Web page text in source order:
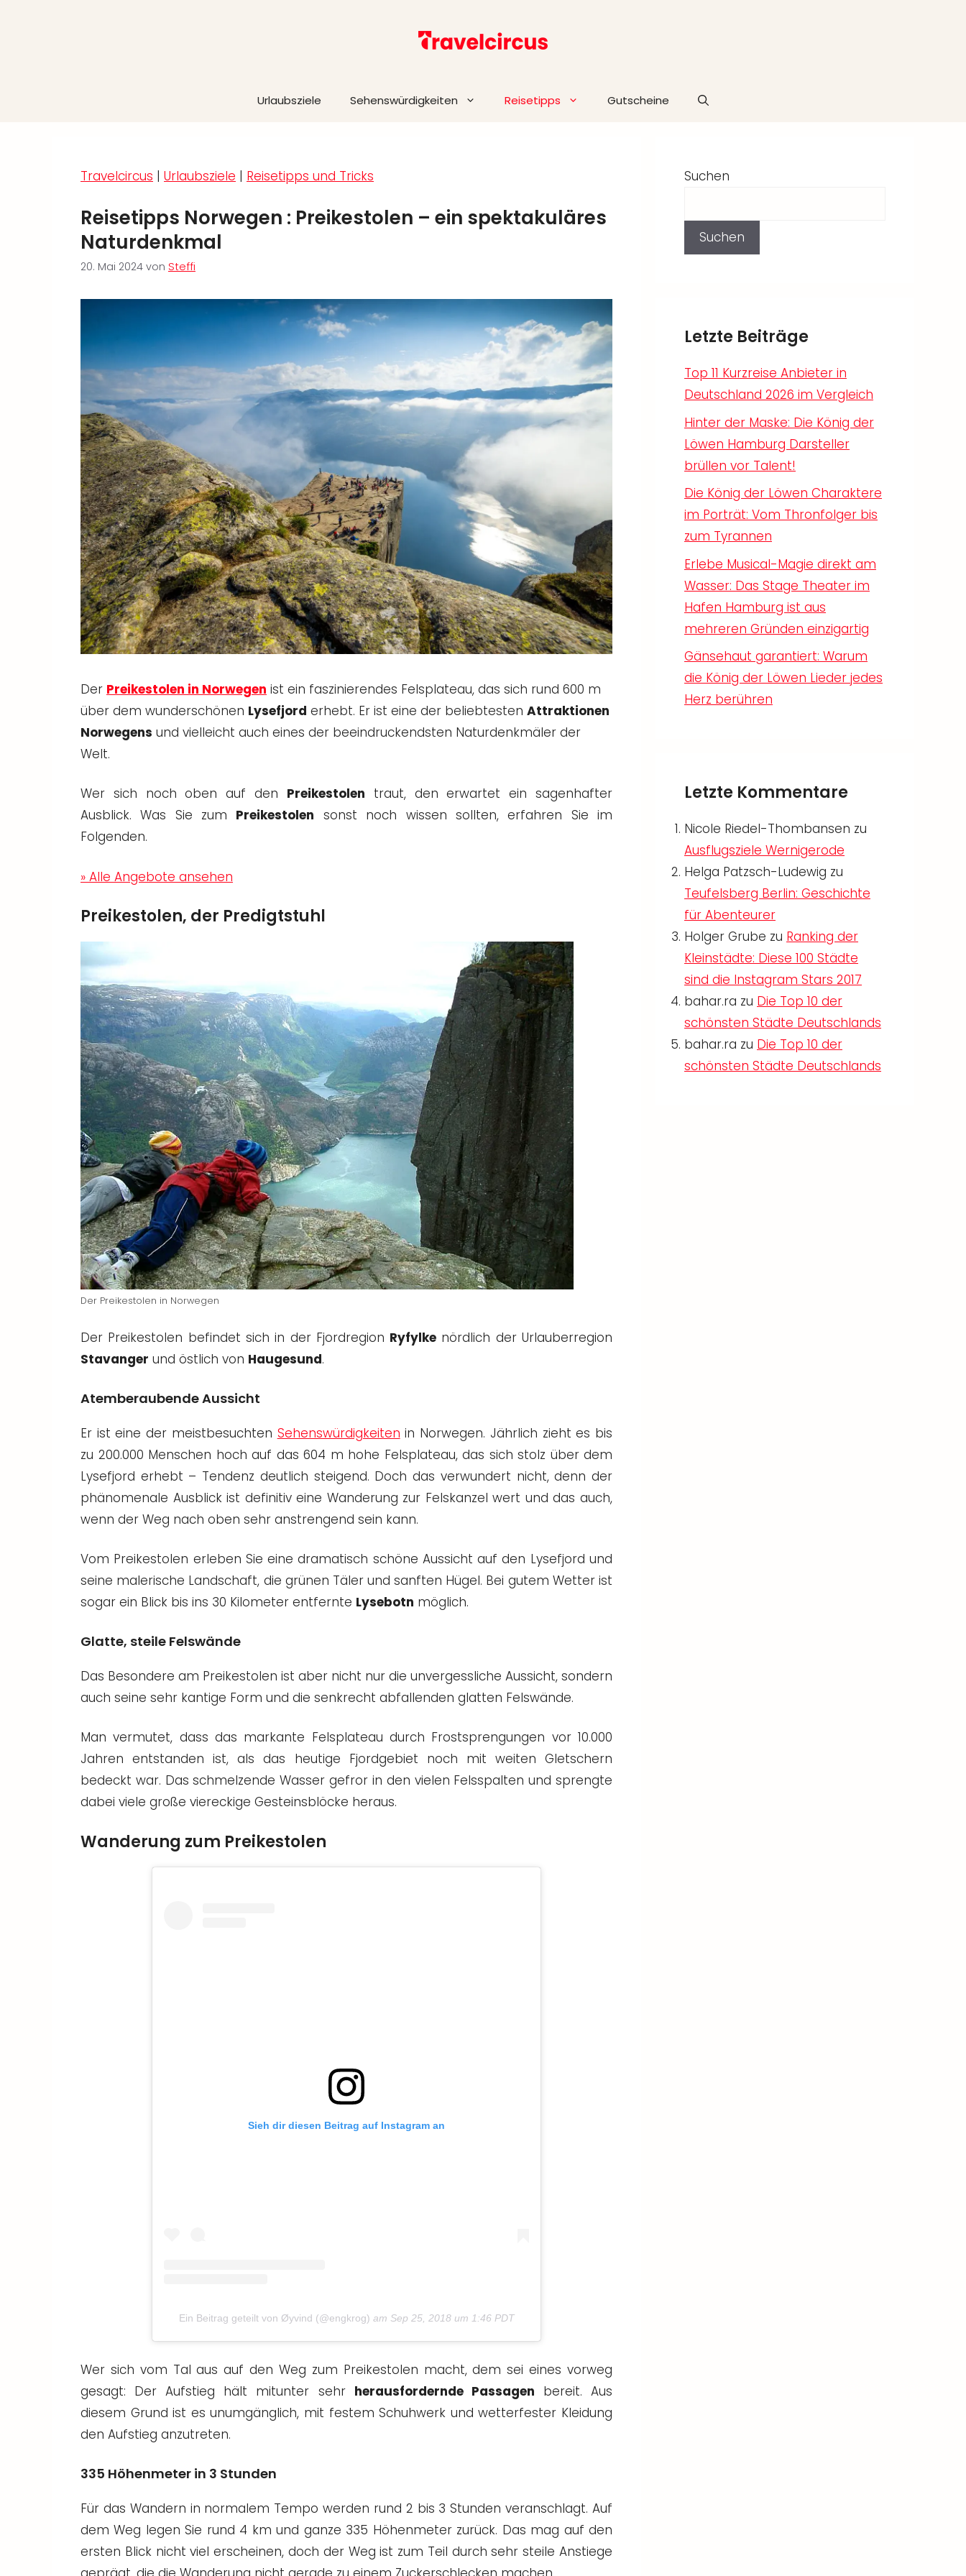
Urlaubsziele Sehenswürdigkeiten Reisetipps Gutscheine
Travelcircus | Urlaubsziele | Reisetipps und Tricks
Reisetipps Norwegen : Preikestolen – ein spektakuläres
Naturdenkmal
20. Mai 2024 von Steffi
Der Preikestolen in Norwegen ist ein faszinierendes Felsplateau, das sich rund 600 m
über dem wunderschönen Lysefjord erhebt. Er ist eine der beliebtesten Attraktionen
Norwegens und vielleicht auch eines der beeindruckendsten Naturdenkmäler der
Welt.
Wer sich noch oben auf den Preikestolen traut, den erwartet ein sagenhafter
Ausblick. Was Sie zum Preikestolen sonst noch wissen sollten, erfahren Sie im
Folgenden.
» Alle Angebote ansehen
Preikestolen, der Predigtstuhl
Der Preikestolen in Norwegen
Der Preikestolen befindet sich in der Fjordregion Ryfylke nördlich der Urlauberregion
Stavanger und östlich von Haugesund.
Atemberaubende Aussicht
Er ist eine der meistbesuchten Sehenswürdigkeiten in Norwegen. Jährlich zieht es bis
zu 200.000 Menschen hoch auf das 604 m hohe Felsplateau, das sich stolz über dem
Lysefjord erhebt – Tendenz deutlich steigend. Doch das verwundert nicht, denn der
phänomenale Ausblick ist definitiv eine Wanderung zur Felskanzel wert und das auch,
wenn der Weg nach oben sehr anstrengend sein kann.
Vom Preikestolen erleben Sie eine dramatisch schöne Aussicht auf den Lysefjord und
seine malerische Landschaft, die grünen Täler und sanften Hügel. Bei gutem Wetter ist
sogar ein Blick bis ins 30 Kilometer entfernte Lysebotn möglich.
Glatte, steile Felswände
Das Besondere am Preikestolen ist aber nicht nur die unvergessliche Aussicht, sondern
auch seine sehr kantige Form und die senkrecht abfallenden glatten Felswände.
Man vermutet, dass das markante Felsplateau durch Frostsprengungen vor 10.000
Jahren entstanden ist, als das heutige Fjordgebiet noch mit weiten Gletschern
bedeckt war. Das schmelzende Wasser gefror in den vielen Felsspalten und sprengte
dabei viele große viereckige Gesteinsblöcke heraus.
Wanderung zum Preikestolen
Sieh dir diesen Beitrag auf Instagram an
Ein Beitrag geteilt von Øyvind (@engkrog) am Sep 25, 2018 um 1:46 PDT
Wer sich vom Tal aus auf den Weg zum Preikestolen macht, dem sei eines vorweg
gesagt: Der Aufstieg hält mitunter sehr herausfordernde Passagen bereit. Aus
diesem Grund ist es unumgänglich, mit festem Schuhwerk und wetterfester Kleidung
den Aufstieg anzutreten.
335 Höhenmeter in 3 Stunden
Für das Wandern in normalem Tempo werden rund 2 bis 3 Stunden veranschlagt. Auf
dem Weg legen Sie rund 4 km und ganze 335 Höhenmeter zurück. Das mag auf den
ersten Blick nicht viel erscheinen, doch der Weg ist zum Teil durch sehr steile Anstiege
Suchen
Suchen
Letzte Beiträge
Top 11 Kurzreise Anbieter in
Deutschland 2026 im Vergleich
Hinter der Maske: Die König der
Löwen Hamburg Darsteller
brüllen vor Talent!
Die König der Löwen Charaktere
im Porträt: Vom Thronfolger bis
zum Tyrannen
Erlebe Musical-Magie direkt am
Wasser: Das Stage Theater im
Hafen Hamburg ist aus
mehreren Gründen einzigartig
Gänsehaut garantiert: Warum
die König der Löwen Lieder jedes
Herz berühren
Letzte Kommentare
Nicole Riedel-Thombansen zu
Ausflugsziele Wernigerode
Helga Patzsch-Ludewig zu
Teufelsberg Berlin: Geschichte
für Abenteurer
Holger Grube zu Ranking der
Kleinstädte: Diese 100 Städte
sind die Instagram Stars 2017
bahar.ra zu Die Top 10 der
schönsten Städte Deutschlands
bahar.ra zu Die Top 10 der
schönsten Städte Deutschlands